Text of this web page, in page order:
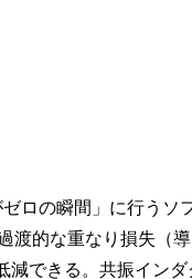
ロの瞬間」に行うソ
渡的な重なり損失（導
減できる。共振インダ